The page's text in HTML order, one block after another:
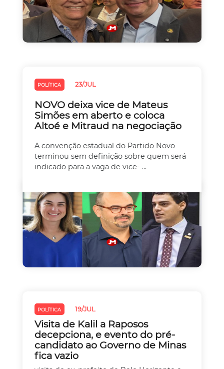
POLÍTICA 23/JUL
NOVO deixa vice de Mateus
Simões em aberto e coloca
Altoé e Mitraud na negociação
A convenção estadual do Partido Novo
terminou sem definição sobre quem será
indicado para a vaga de vice- ...
POLÍTICA 19/JUL
Visita de Kalil a Raposos
decepciona, e evento do pré-
candidato ao Governo de Minas
fica vazio